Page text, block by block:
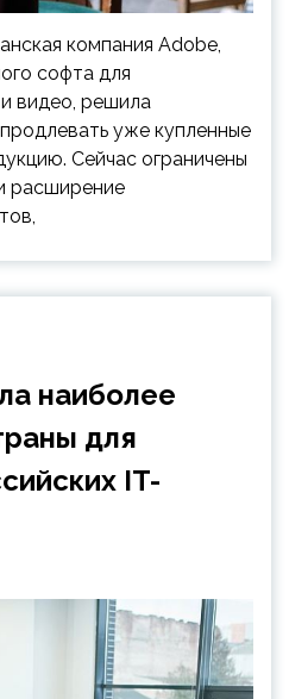
компания Adobe,
софта для
видео, решила
уже купленные
Сейчас ограничены
расширение
наиболее
для
IT-